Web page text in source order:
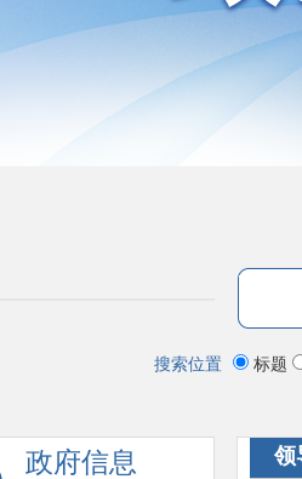
搜索位置 标题
政府信息
领